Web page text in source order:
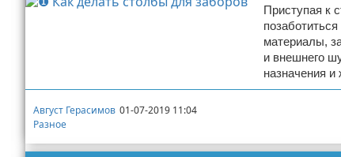
Приступая к
материалы,
и внешнего
назначения и
Август Герасимов 01-07-2019 11:04
Разное